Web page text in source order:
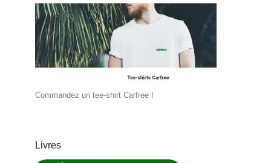
Commandez un tee-shirt Carfree !
Livres